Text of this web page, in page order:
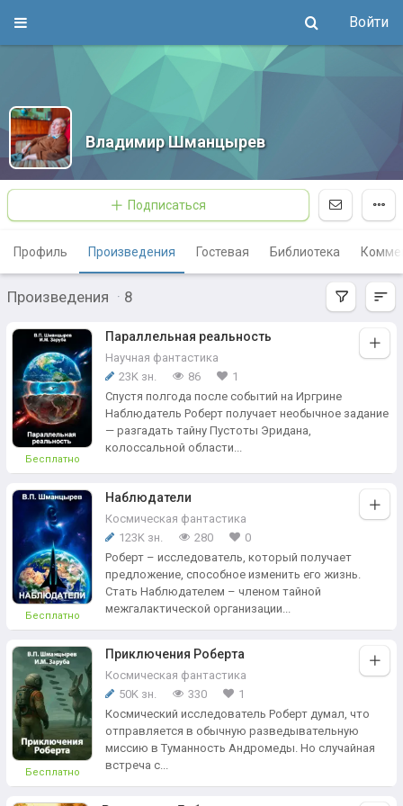
Войти
Владимир Шманцырев
Подписаться
Профиль Произведения Гостевая Библиотека
Произведения · 8
Бесплатно
Параллельная реальность
Научная фантастика
23K зн.
86
1
Спустя полгода после событий на Иргрине
Наблюдатель Роберт получает необычное задание
— разгадать тайну Пустоты Эридана,
колоссальной области...
Бесплатно
Наблюдатели
Космическая фантастика
123K зн.
280
0
Роберт – исследователь, который получает
предложение, способное изменить его жизнь.
Стать Наблюдателем – членом тайной
межгалактической организации...
Бесплатно
Приключения Роберта
Космическая фантастика
50K зн.
330
1
Космический исследователь Роберт думал, что
отправляется в обычную разведывательную
миссию в Туманность Андромеды. Но случайная
встреча с...